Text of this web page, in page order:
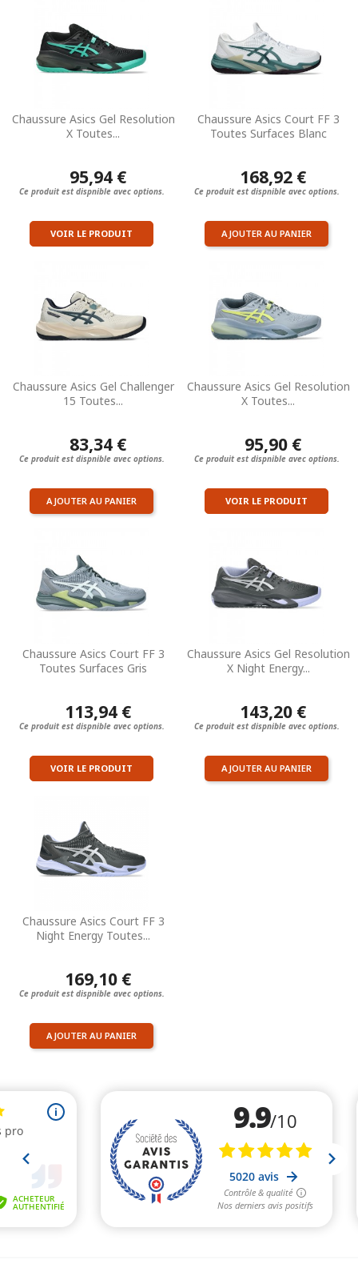
Chaussure Asics Gel Resolution
X Toutes...
95,94 €
Ce produit est dispnible avec options.
VOIR LE PRODUIT
Chaussure Asics Court FF 3
Toutes Surfaces Blanc
168,92 €
Ce produit est dispnible avec options.
AJOUTER AU PANIER
Chaussure Asics Gel Challenger
15 Toutes...
83,34 €
Ce produit est dispnible avec options.
AJOUTER AU PANIER
Chaussure Asics Gel Resolution
X Toutes...
95,90 €
Ce produit est dispnible avec options.
VOIR LE PRODUIT
Chaussure Asics Court FF 3
Toutes Surfaces Gris
113,94 €
Ce produit est dispnible avec options.
VOIR LE PRODUIT
Chaussure Asics Gel Resolution
X Night Energy...
143,20 €
Ce produit est dispnible avec options.
AJOUTER AU PANIER
Chaussure Asics Court FF 3
Night Energy Toutes...
169,10 €
Ce produit est dispnible avec options.
AJOUTER AU PANIER